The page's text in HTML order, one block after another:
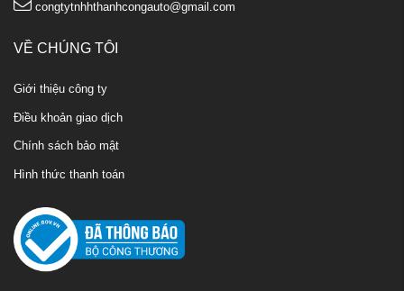
congtytnhhthanhcongauto@gmail.com
VỀ CHÚNG TÔI
Giới thiệu công ty
Điều khoản giao dịch
Chính sách bảo mật
Hình thức thanh toán